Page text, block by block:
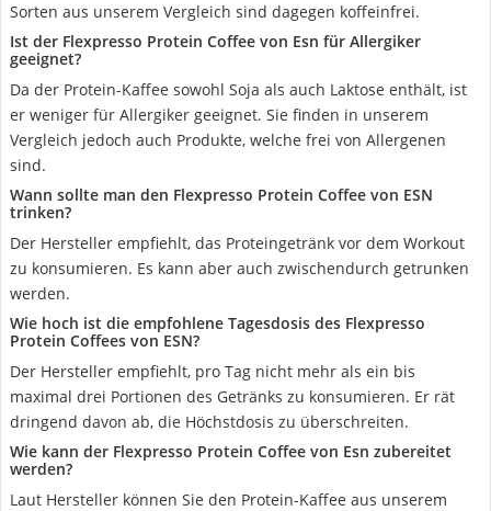
Sorten aus unserem Vergleich sind dagegen koffeinfrei.
Ist der Flexpresso Protein Coffee von Esn für Allergiker
geeignet?
Da der Protein-Kaffee sowohl Soja als auch Laktose enthält, ist
er weniger für Allergiker geeignet. Sie finden in unserem
Vergleich jedoch auch Produkte, welche frei von Allergenen
sind.
Wann sollte man den Flexpresso Protein Coffee von ESN
trinken?
Der Hersteller empfiehlt, das Proteingetränk vor dem Workout
zu konsumieren. Es kann aber auch zwischendurch getrunken
werden.
Wie hoch ist die empfohlene Tagesdosis des Flexpresso
Protein Coffees von ESN?
Der Hersteller empfiehlt, pro Tag nicht mehr als ein bis
maximal drei Portionen des Getränks zu konsumieren. Er rät
dringend davon ab, die Höchstdosis zu überschreiten.
Wie kann der Flexpresso Protein Coffee von Esn zubereitet
werden?
Laut Hersteller können Sie den Protein-Kaffee aus unserem